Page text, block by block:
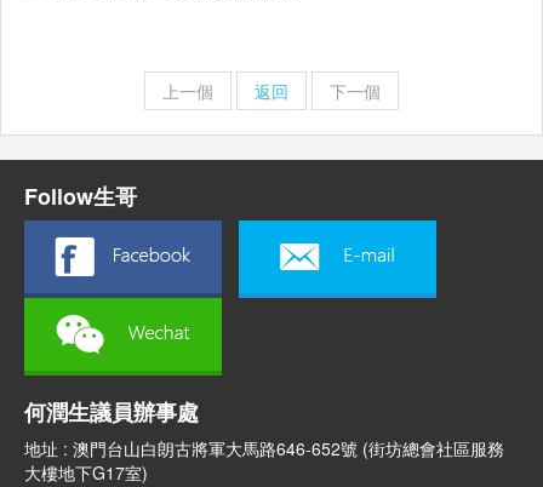
上一個 返回 下一個
Follow生哥
何潤生議員辦事處
地址 : 澳門台山白朗古將軍大馬路646-652號 (街坊總會社區服務
大樓地下G17室)